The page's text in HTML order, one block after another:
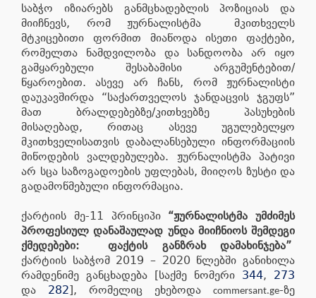
საბჭო იზიარებს განმცხადებლის პოზიციას და
მიიჩნევს, რომ ჟურნალისტმა მკითხველს
მტკიცებითი ფორმით მიაწოდა ისეთი ფაქტები,
რომელთა ნამდვილობა და სანდოობა არ იყო
გამყარებული შესაბამისი არგუმენტებით/
წყაროებით. ასევე არ ჩანს, რომ ჟურნალისტი
დაუკავშირდა “საქართველოს ჯანდაცვის ჯგუფს”
მათ ბრალდებებზე/კითხვებზე პასუხების
მისაღებად, რითაც ასევე უგულებელყო
მკითხველისათვის დაბალანსებული ინფორმაციის
მიწოდების ვალდებულება. ჟურნალისტმა პატივი
არ სცა საზოგადოების უფლებას, მიიღოს ზუსტი და
გადამოწმებული ინფორმაცია.
ქარტიის მე-11 პრინციპი “ჟურნალისტმა უმძიმეს
პროფესიულ დანაშაულად უნდა მიიჩნიოს შემდეგი
ქმედებები: ფაქტის განზრახ დამახინჯება”
ქარტიის საბჭომ 2019 – 2020 წლებში განიხილა
რამდენიმე განცხადება [საქმე ნომერი 344, 273
და 282], რომელიც ეხებოდა commersant.ge-ზე